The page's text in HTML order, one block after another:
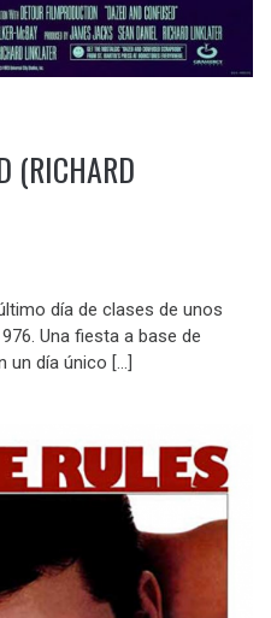
(RICHARD
día de clases de unos
Una fiesta a base de
un día único […]